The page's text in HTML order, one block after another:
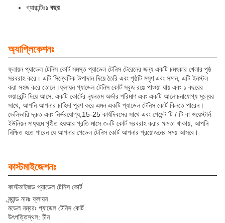
গ্যারান্টিঃ১ বছর
অ্যাপ্লিকেশনঃ
ফ্লায়ন প্যাডেল টেনিস কোর্ট সমস্ত প্যাডেল টেনিস টেরেনের জন্য একটি চমৎকার খেলার পৃষ্ঠ
সরবরাহ করে। এটি সিন্থেটিক উপাদান দিয়ে তৈরি এবং পৃষ্ঠটি মসৃণ এবং সমান, এটি ইনস্টল
করা সহজ করে তোলে।ফ্লায়ন প্যাডেল টেনিস কোর্ট সবুজ রঙে পাওয়া যায় এবং ১ বছরের
ওয়ারেন্টি দিয়ে আসে. একটি কোর্টের ন্যূনতম অর্ডার পরিমাণ এবং একটি আলোচনাযোগ্য মূল্যের
সাথে, আপনি আপনার চাহিদা পূরণ করে এমন একটি প্যাডেল টেনিস কোর্ট কিনতে পারেন।
ডেলিভারি দ্রুত এবং নির্ভরযোগ্য,15-25 কার্যদিবসের সাথে এবং পেমেন্ট টি / টি বা ওয়েস্টার্ন
ইউনিয়ন মাধ্যমে গৃহীত হয়আর প্রতি মাসে ৩০টি কোর্ট সরবরাহ করার ক্ষমতা থাকায়, আপনি
নিশ্চিত হতে পারেন যে আপনার পেডেল টেনিস কোর্ট আপনার প্রয়োজনের সময় আসবে।
কাস্টমাইজেশনঃ
কাস্টমাইজড প্যাডেল টেনিস কোর্ট
ব্র্যান্ড নামঃ ফ্লায়ন
মডেল নম্বরঃ প্যাডেল টেনিস কোর্ট
উৎপত্তিস্থল: চীন